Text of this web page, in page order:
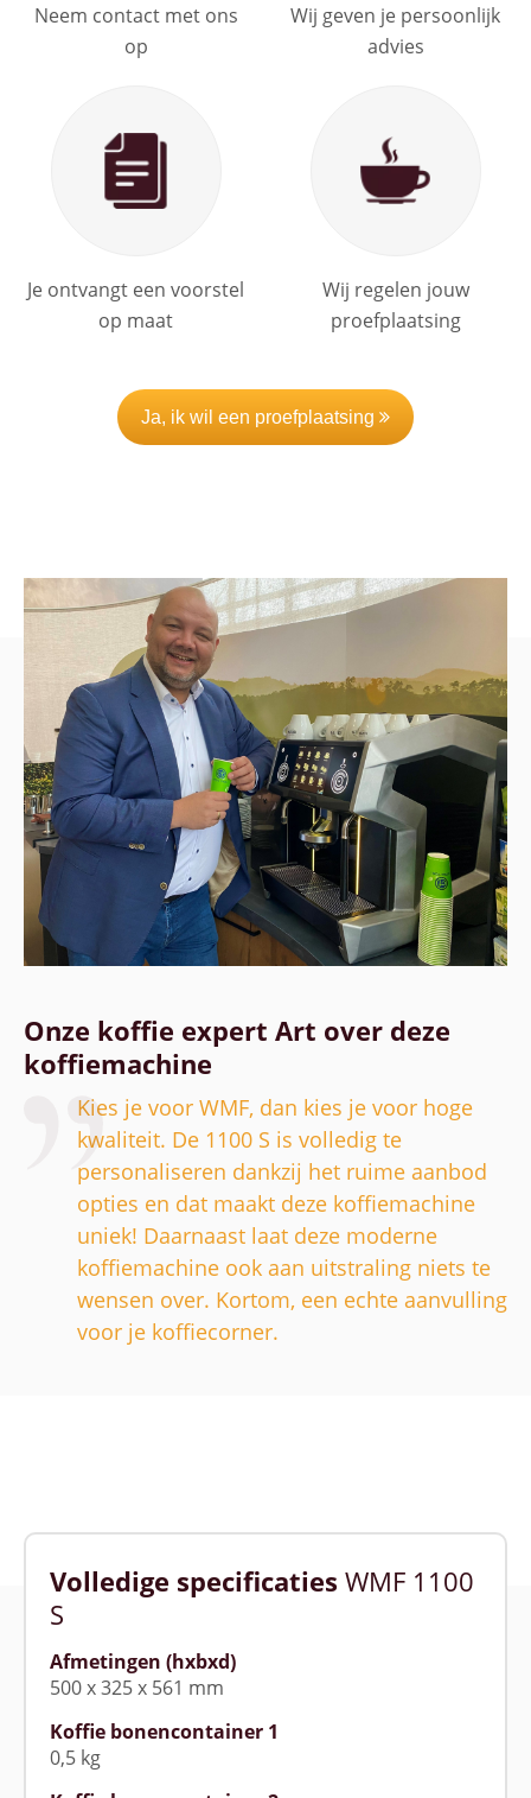
Neem contact met ons
op
Wij geven je persoonlijk
advies
Je ontvangt een voorstel
op maat
Wij regelen jouw
proefplaatsing
Ja, ik wil een proefplaatsing
Onze koffie expert Art over deze
koffiemachine
Kies je voor WMF, dan kies je voor hoge
kwaliteit. De 1100 S is volledig te
personaliseren dankzij het ruime aanbod
opties en dat maakt deze koffiemachine
uniek! Daarnaast laat deze moderne
koffiemachine ook aan uitstraling niets te
wensen over. Kortom, een echte aanvulling
voor je koffiecorner.
Volledige specificaties WMF 1100
S
Afmetingen (hxbxd)
500 x 325 x 561 mm
Koffie bonencontainer 1
0,5 kg